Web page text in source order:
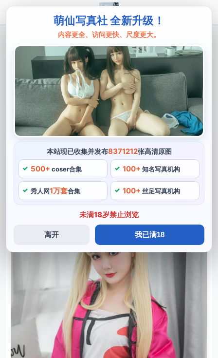
萌仙写真社 全新升级！
内容更全、访问更快、尺度更大。
本站现已收集并发布8371212张高清原图
500+ coser合集 100+ 知名写真机构
秀人网1万套合集 100+ 丝足写真机构
未满18岁禁止浏览
离开 我已满18
您的蛋蛋
一份您的蛋蛋胶带的图包，涵盖所有最新
的cos作品图片
作为中国COS圈的一位优秀博主，期待您的蛋蛋在今后的
COS之旅中能够创造更多更加出色的作品。赶紧去拿一
份，她是一位90后妹子，颜值也是相当出众。您的蛋蛋最
近出了一份专属于她的胶带，里面包含了所有最新的
Cosplay作品图片。
一份您的蛋蛋胶带的图包